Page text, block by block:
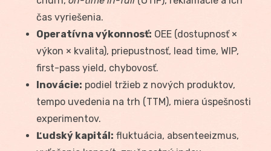
čas vyriešenia.
Operatívna výkonnosť: OEE (dostupnosť ×
výkon × kvalita), priepustnosť, lead time, WIP,
first-pass yield, chybovosť.
Inovácie: podiel tržieb z nových produktov,
tempo uvedenia na trh (TTM), miera úspešnosti
experimentov.
Ľudský kapitál: fluktuácia, absenteeizmus,